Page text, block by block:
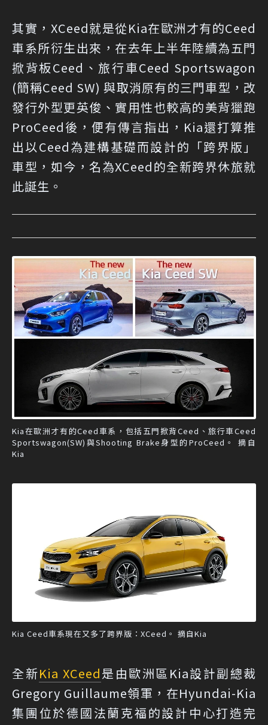
其實，XCeed就是從Kia在歐洲才有的Ceed
車系所衍生出來，在去年上半年陸續為五門
掀背板Ceed、旅行車Ceed Sportswagon
(簡稱Ceed SW) 與取消原有的三門車型，改
發行外型更英俊、實用性也較高的美背獵跑
ProCeed後，便有傳言指出，Kia還打算推
出以Ceed為建構基礎而設計的「跨界版」
車型，如今，名為XCeed的全新跨界休旅就
此誕生。
Kia在歐洲才有的Ceed車系，包括五門掀背Ceed、旅行車Ceed
Sportswagon(SW)與Shooting Brake身型的ProCeed。 摘自
Kia
Kia Ceed車系現在又多了跨界版：XCeed。 摘自Kia
全新Kia XCeed是由歐洲區Kia設計副總裁
Gregory Guillaume領軍，在Hyundai-Kia
集團位於德國法蘭克福的設計中心打造完